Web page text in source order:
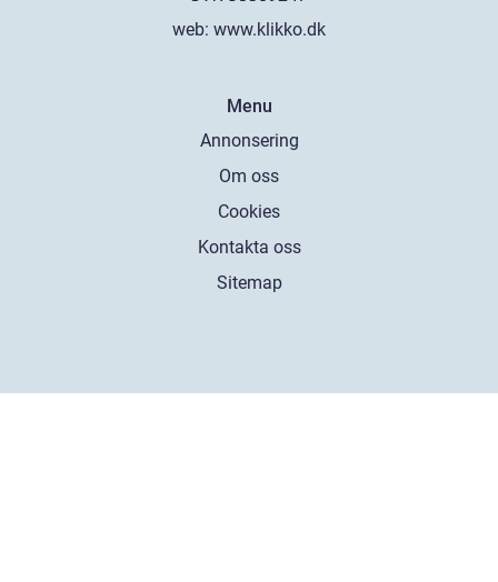
web: www.klikko.dk
Menu
Annonsering
Om oss
Cookies
Kontakta oss
Sitemap